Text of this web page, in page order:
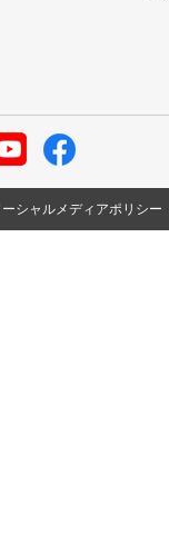
ーシャルメディアポリシー